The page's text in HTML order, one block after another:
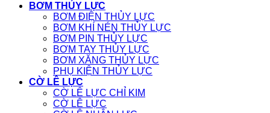
BƠM THỦY LỰC
BƠM ĐIỆN THỦY LỰC
BƠM KHÍ NÉN THỦY LỰC
BƠM PIN THỦY LỰC
BƠM TAY THỦY LỰC
BƠM XĂNG THỦY LỰC
PHỤ KIỆN THỦY LỰC
CỜ LÊ LỰC
CỜ LÊ LỰC CHỈ KIM
CỜ LÊ LỰC